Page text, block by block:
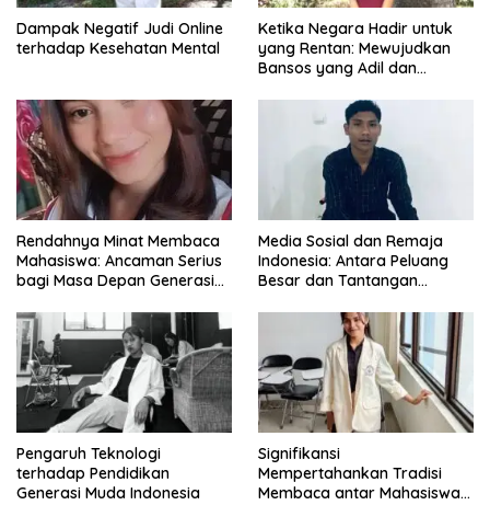
Dampak Negatif Judi Online
terhadap Kesehatan Mental
Ketika Negara Hadir untuk
yang Rentan: Mewujudkan
Bansos yang Adil dan
Rendahnya Minat Membaca
Mahasiswa: Ancaman Serius
bagi Masa Depan Generasi
Media Sosial dan Remaja
Indonesia: Antara Peluang
Besar dan Tantangan
Pengaruh Teknologi
terhadap Pendidikan
Generasi Muda Indonesia
Signifikansi
Mempertahankan Tradisi
Membaca antar Mahasiswa